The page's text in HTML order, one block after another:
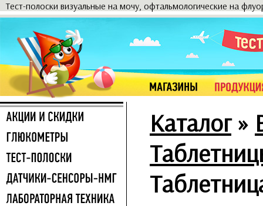
Тест-полоски визуальные на мочу, офтальмологические на
Каталог»